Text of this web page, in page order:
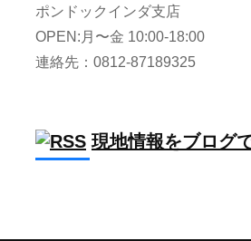
ポンドックインダ支店
OPEN:月〜金 10:00-18:00
連絡先：0812-87189325
現地情報をブログ